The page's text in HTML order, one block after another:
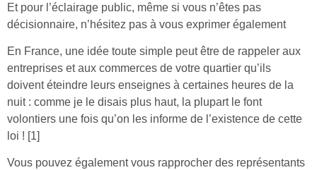
Et pour l’éclairage public, même si vous n’êtes pas
décisionnaire, n’hésitez pas à vous exprimer également
En France, une idée toute simple peut être de rappeler aux
entreprises et aux commerces de votre quartier qu’ils
doivent éteindre leurs enseignes à certaines heures de la
nuit : comme je le disais plus haut, la plupart le font
volontiers une fois qu’on les informe de l’existence de cette
loi ! [1]
Vous pouvez également vous rapprocher des représentants